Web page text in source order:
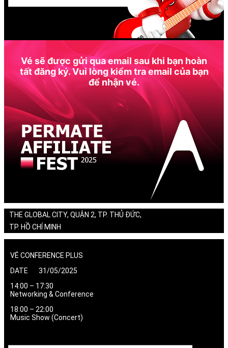
Vé sẽ được gửi qua email sau khi bạn hoàn
tất đăng ký. Vui lòng kiểm tra email của bạn
để nhận vé.
THE GLOBAL CITY, QUẬN 2, TP. THỦ ĐỨC,
TP. HỒ CHÍ MINH
VÉ CONFERENCE PLUS
DATE 31/05/2025
14:00 – 17:30
Networking & Conference
18:00 – 22:00
Music Show (Concert)